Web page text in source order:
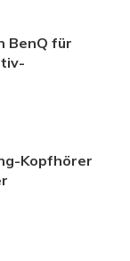
BenQ für
Kopfhörer